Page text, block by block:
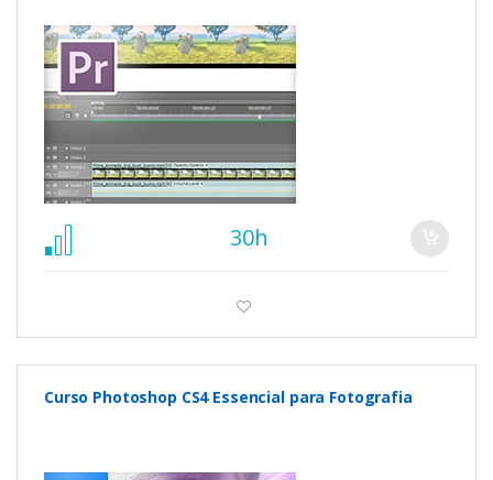
30h
Curso Photoshop CS4 Essencial para Fotografia